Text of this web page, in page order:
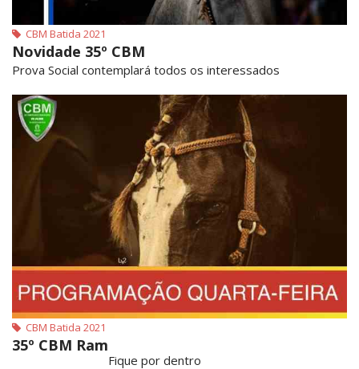
CBM Batida 2021
Novidade 35º CBM
Prova Social contemplará todos os interessados
CBM Batida 2021
35º CBM Ram
Fique por dentro